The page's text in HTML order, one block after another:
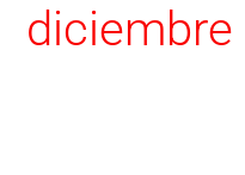
diciembre